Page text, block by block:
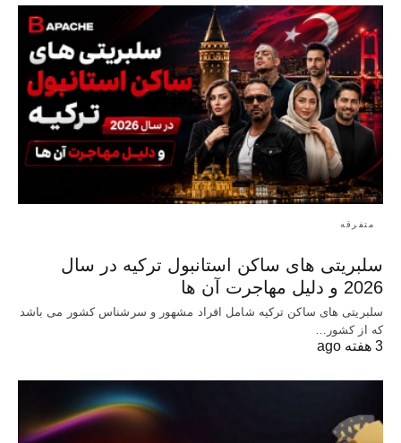
متفرقه
سلبریتی های ساکن استانبول ترکیه در سال
2026 و دلیل مهاجرت آن ها
سلبریتی های ساکن ترکیه شامل افراد مشهور و سرشناس کشور می باشد
که از کشور…
3 هفته ago